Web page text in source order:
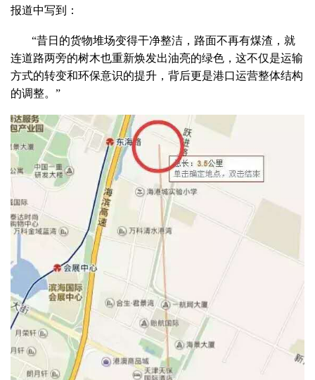
报道中写到：
“昔日的货物堆场变得干净整洁，路面不再有煤渣，就
连道路两旁的树木也重新焕发出油亮的绿色，这不仅是运输
方式的转变和环保意识的提升，背后更是港口运营整体结构
的调整。”